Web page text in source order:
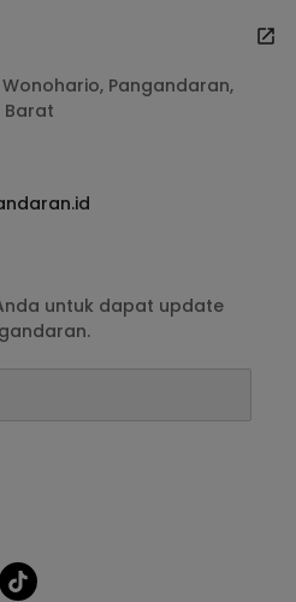
Pangandaran,
Barat
untuk dapat update